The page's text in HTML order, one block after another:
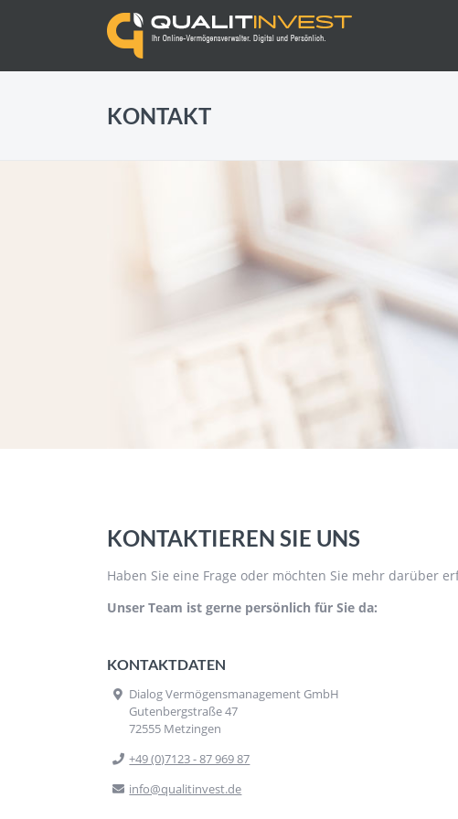
KONTAKT
KONTAKTIEREN SIE UNS
Haben Sie eine Frage oder möchten Sie mehr darüber
Unser Team ist gerne persönlich für Sie da:
KONTAKTDATEN
Dialog Vermögensmanagement GmbH
Gutenbergstraße 47
72555 Metzingen
+49 (0)7123 - 87 969 87
info@qualitinvest.de